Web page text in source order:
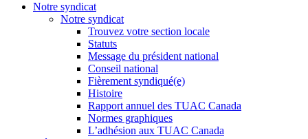
Notre syndicat
Notre syndicat
Trouvez votre section locale
Statuts
Message du président national
Conseil national
Fièrement syndiqué(e)
Histoire
Rapport annuel des TUAC Canada
Normes graphiques
L’adhésion aux TUAC Canada